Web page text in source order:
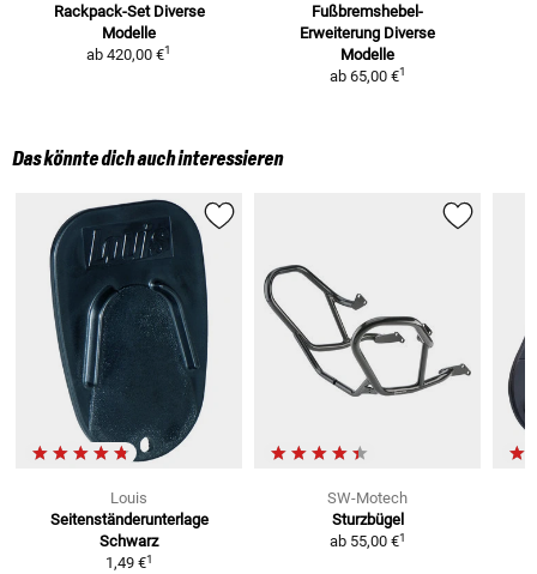
Rackpack-Set Diverse
Modelle
ab 420,00 €1
Fußbremshebel-
Erweiterung Diverse
Modelle
ab 65,00 €1
Das könnte dich auch interessieren
Louis
Seitenständerunterlage
Schwarz
1,49 €1
SW-Motech
Sturzbügel
ab 55,00 €1